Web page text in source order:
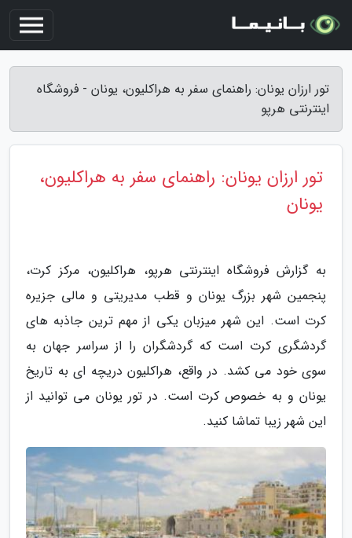
تور ارزان یونان: راهنمای سفر به هراکلیون، یونان - فروشگاه
اینترنتی هرپو
تور ارزان یونان: راهنمای سفر به هراکلیون،
یونان
به گزارش فروشگاه اینترنتی هرپو، هراکلیون، مرکز کرت،
پنجمین شهر بزرگ یونان و قطب مدیریتی و مالی جزیره
کرت است. این شهر میزبان یکی از مهم ترین جاذبه های
گردشگری کرت است که گردشگران را از سراسر جهان به
سوی خود می کشد. در واقع، هراکلیون دریچه ای به تاریخ
یونان و به خصوص کرت است. در تور یونان می توانید از
این شهر زیبا تماشا کنید.